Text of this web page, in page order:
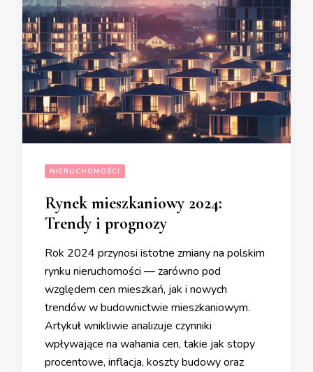
NIERUCHOMOŚCI
Rynek mieszkaniowy 2024:
Trendy i prognozy
Rok 2024 przynosi istotne zmiany na polskim
rynku nieruchomości — zarówno pod
względem cen mieszkań, jak i nowych
trendów w budownictwie mieszkaniowym.
Artykuł wnikliwie analizuje czynniki
wpływające na wahania cen, takie jak stopy
procentowe, inflacja, koszty budowy oraz